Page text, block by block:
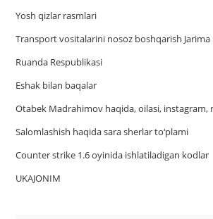
Yosh qizlar rasmlari
Trаnsport vositаlаrini nosoz boshqаrish
Ruanda Respublikasi
Eshak bilan baqalar
Otabek Madrahimov haqida, oilasi, instagram,
Salomlashish haqida sara sherlar to‘plami
Counter strike 1.6 oyinida ishlatiladigan kodlar
UKAJONIM